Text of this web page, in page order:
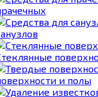
и полы